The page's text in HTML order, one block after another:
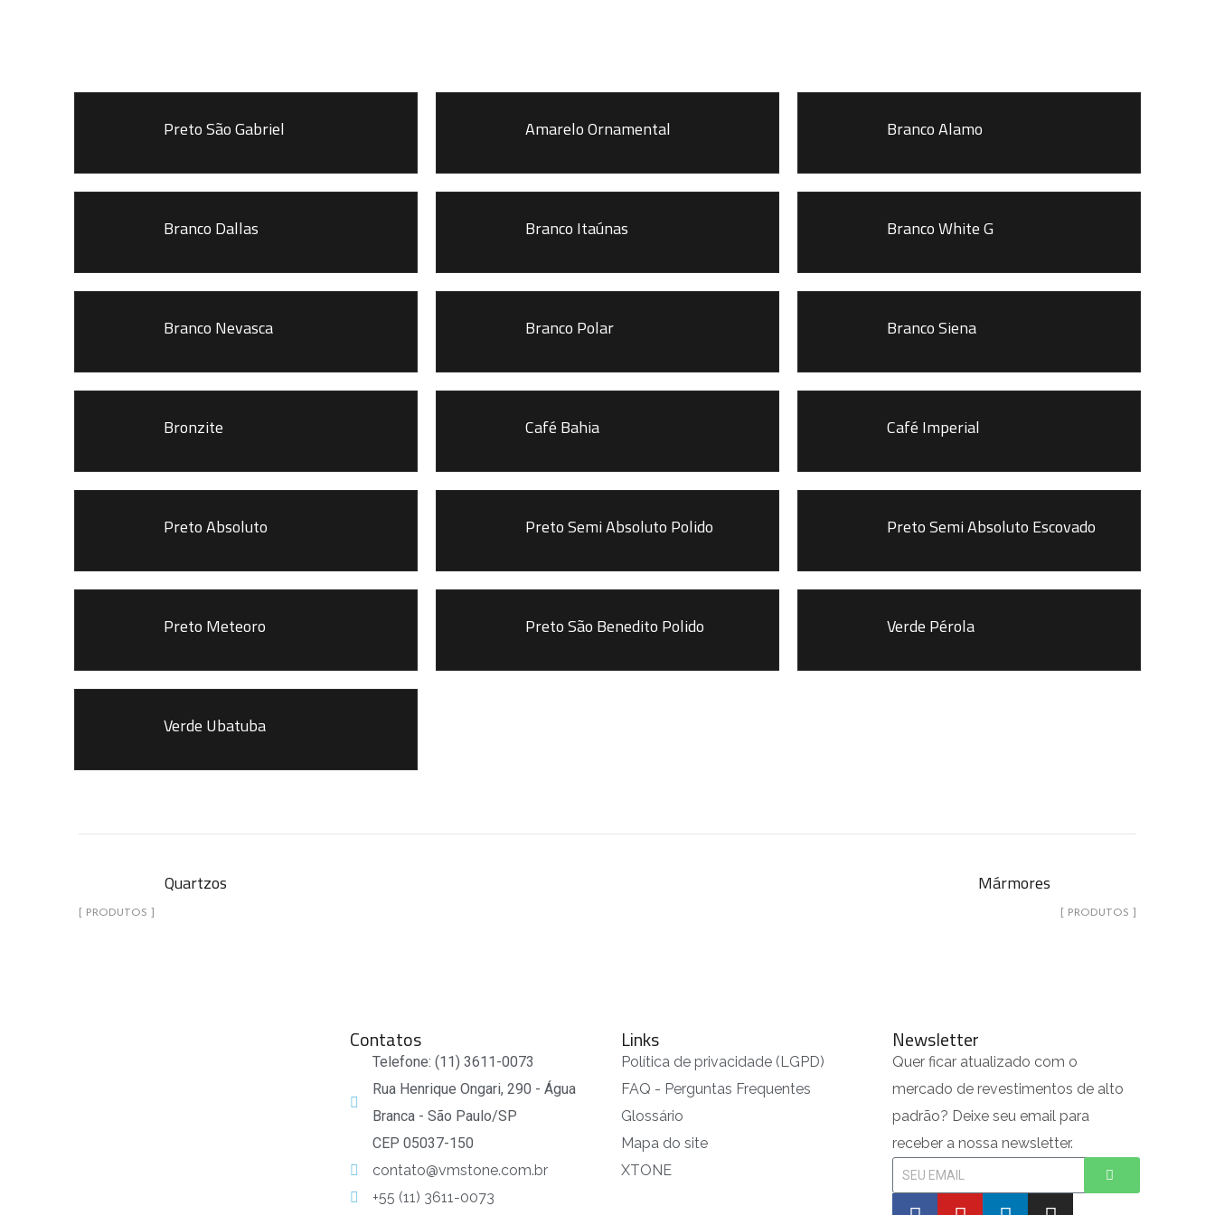
Preto São Gabriel
Branco Dallas
Branco Nevasca
Bronzite
Preto Absoluto
Preto Meteoro
Verde Ubatuba
Amarelo Ornamental
Branco Itaúnas
Branco Polar
Café Bahia
Preto Semi Absoluto Polido
Preto São Benedito Polido
Branco Alamo
Branco White G
Branco Siena
Café Imperial
Preto Semi Absoluto Escovado
Verde Pérola
Quartzos
[ PRODUTOS ]
Mármores
[ PRODUTOS ]
Contatos
Telefone: (11) 3611-0073
Rua Henrique Ongari, 290 - Água
Branca - São Paulo/SP
CEP 05037-150
contato@vmstone.com.br
+55 (11) 3611-0073
Links
Política de privacidade (LGPD)
FAQ - Perguntas Frequentes
Glossário
Mapa do site
XTONE
Newsletter
Quer ficar atualizado com o
mercado de revestimentos de alto
padrão? Deixe seu email para
receber a nossa newsletter.